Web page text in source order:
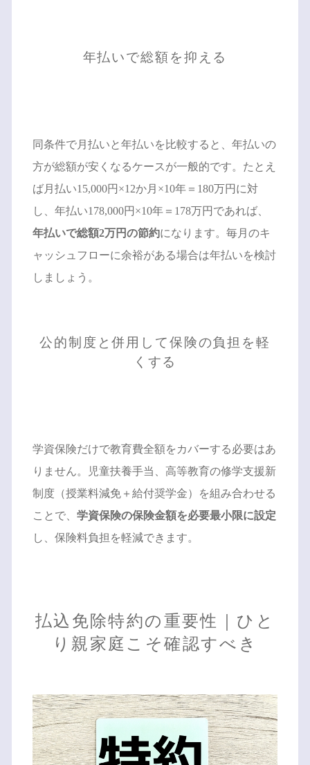
年払いで総額を抑える
同条件で月払いと年払いを比較すると、年払いの
方が総額が安くなるケースが一般的です。たとえ
ば月払い15,000円×12か月×10年＝180万円に対
し、年払い178,000円×10年＝178万円であれば、
年払いで総額2万円の節約になります。毎月のキ
ャッシュフローに余裕がある場合は年払いを検討
しましょう。
公的制度と併用して保険の負担を軽
くする
学資保険だけで教育費全額をカバーする必要はあ
りません。児童扶養手当、高等教育の修学支援新
制度（授業料減免＋給付奨学金）を組み合わせる
ことで、 学資保険の保険金額を必要最小限に設定
し、保険料負担を軽減できます。
払込免除特約の重要性｜ひと
り親家庭こそ確認すべき